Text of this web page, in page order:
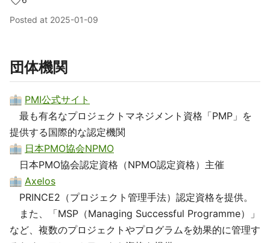
Posted at 2025-01-09
団体機関
PMI公式サイト
最も有名なプロジェクトマネジメント資格「PMP」を
提供する国際的な認定機関
日本PMO協会NPMO
日本PMO協会認定資格（NPMO認定資格）主催
Axelos
PRINCE2（プロジェクト管理手法）認定資格を提供。
また、「MSP（Managing Successful Programme）」
など、複数のプロジェクトやプログラムを効果的に管理す